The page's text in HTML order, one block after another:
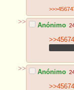
>> Anónimo
>> Anónimo